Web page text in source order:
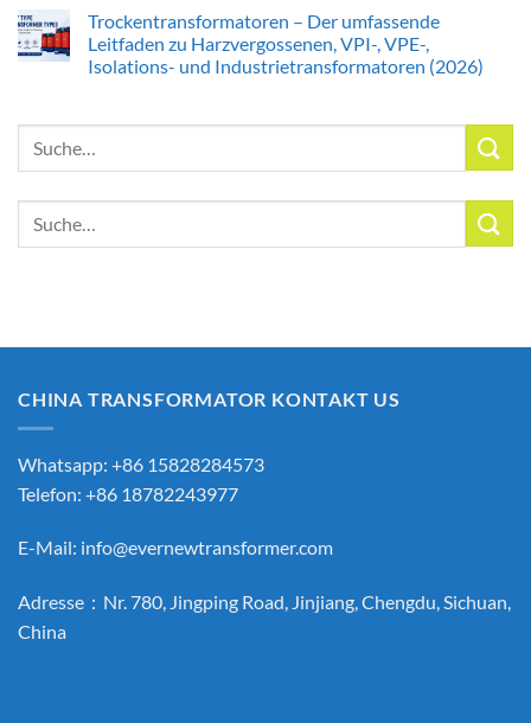
Trockentransformatoren – Der umfassende
Leitfaden zu Harzvergossenen, VPI-, VPE-,
Isolations- und Industrietransformatoren (2026)
CHINA TRANSFORMATOR KONTAKT US
Whatsapp: +86 15828284573
Telefon: +86 18782243977
E-Mail: info@evernewtransformer.com
Adresse：Nr. 780, Jingping Road, Jinjiang, Chengdu, Sichuan,
China